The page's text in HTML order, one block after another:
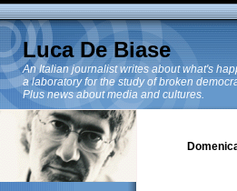
Luca De Biase
An Italian journalist writes about what's
a laboratory for the study of broken
Plus news about media and cultures.